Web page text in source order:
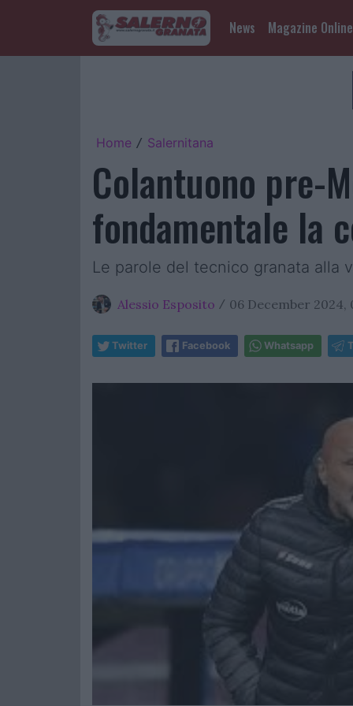
News Magazine Online
Home / Salernitana
Colantuono pre-
fondamentale la
Le parole del tecnico granata alla
Alessio Esposito / 06 December 2024,
Twitter Facebook Whatsapp